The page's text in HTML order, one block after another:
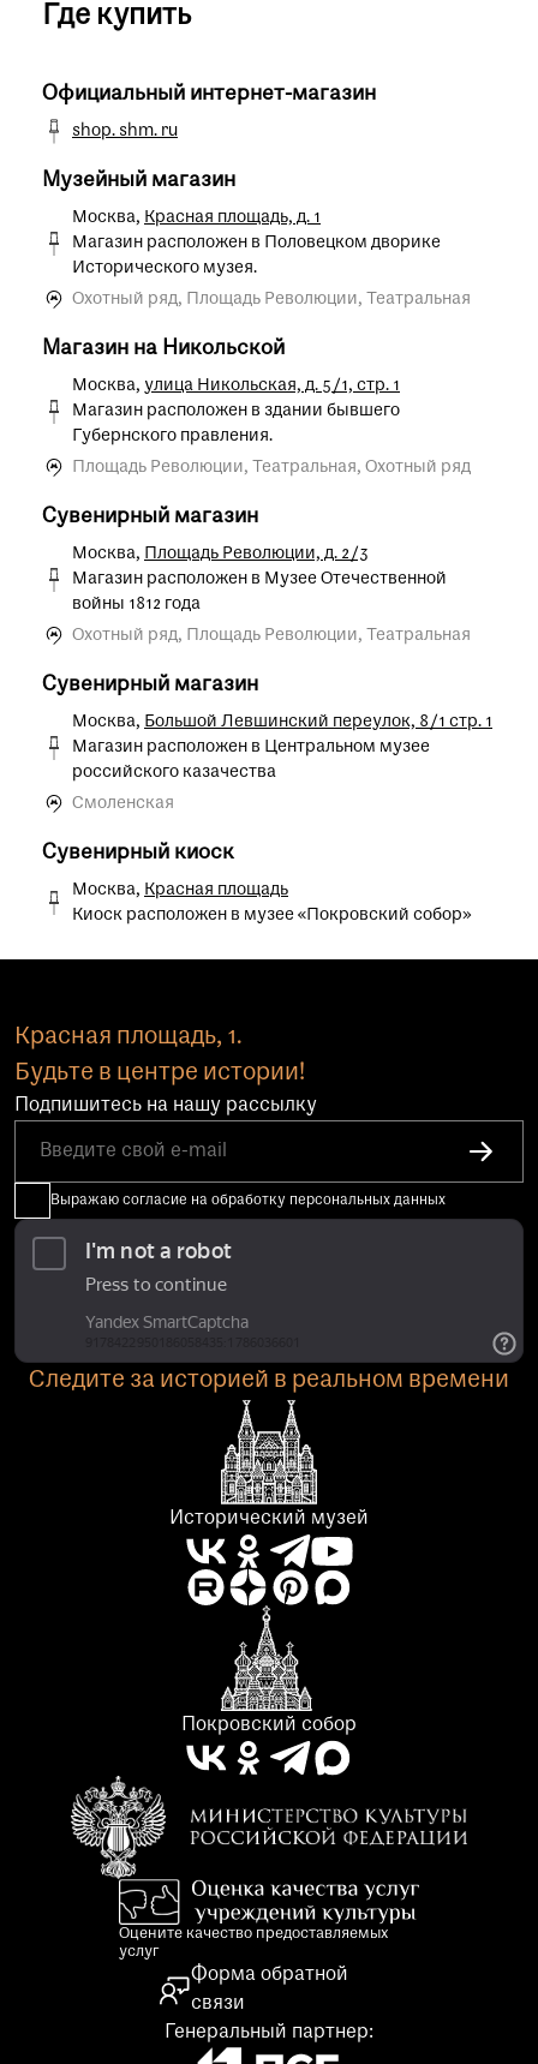
Где купить
Официальный интернет-магазин
shop. shm. ru
Музейный магазин
Москва, Красная площадь, д. 1
Магазин расположен в Половецком дворике
Исторического музея.
Охотный ряд, Площадь Революции, Театральная
Магазин на Никольской
Москва, улица Никольская, д. 5/1, стр. 1
Магазин расположен в здании бывшего
Губернского правления.
Площадь Революции, Театральная, Охотный ряд
Сувенирный магазин
Москва, Площадь Революции, д. 2/3
Магазин расположен в Музее Отечественной
войны 1812 года
Охотный ряд, Площадь Революции, Театральная
Сувенирный магазин
Москва, Большой Левшинский переулок, 8/1 стр. 1
Магазин расположен в Центральном музее
российского казачества
Смоленская
Сувенирный киоск
Москва, Красная площадь
Киоск расположен в музее «Покровский собор»
Красная площадь, 1.
Будьте в центре истории!
Подпишитесь на нашу рассылку
Выражаю согласие на обработку персональных данных
Следите за историей в реальном времени
Исторический музей
Покровский собор
Генеральный партнер:
Оцените качество предоставляемых
услуг
Форма обратной
связи